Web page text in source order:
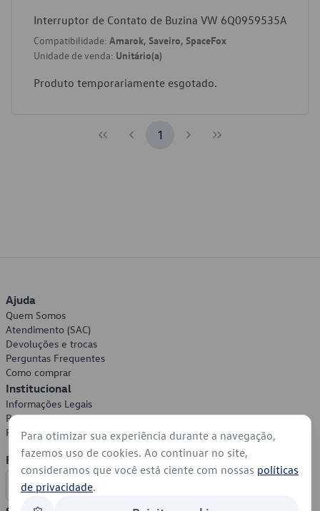
Interruptor de Contato de Buzina VW 6Q0959535A
Compatibilidade: Amarok, Saveiro, SpaceFox
Unidade de venda: Unitário(a)
Produto temporariamente esgotado.
1
Ajuda
Quem Somos
Atendimento (SAC)
Devoluções e trocas
Perguntas Frequentes
Como comprar
Institucional
Informações Legais
Política de Privacidade
Política de Cookies
Formas de Pagamento
Para otimizar sua experiência durante a navegação,
fazemos uso de cookies. Ao continuar no site,
consideramos que você está ciente com nossas políticas
de privacidade.